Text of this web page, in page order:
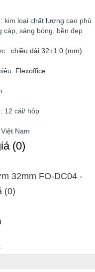
kim loại chất lượng cao phủ
cáp, sáng bóng, bền đẹp
chiều dài 32±1.0 (mm)
Flexoffice
12 cái/ hộp
Nam
(0)
32mm FO-DC04 -
(0)